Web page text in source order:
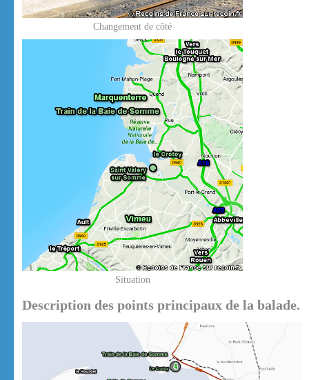
Changement de côté
Situation
Description des points principaux de la balade.